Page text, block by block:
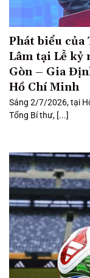
Phát biểu của
Lâm tại Lễ kỷ
Gòn – Gia
Hồ Chí Minh
Sáng 2/7/2026, tại
Tổng Bí thư, [...]